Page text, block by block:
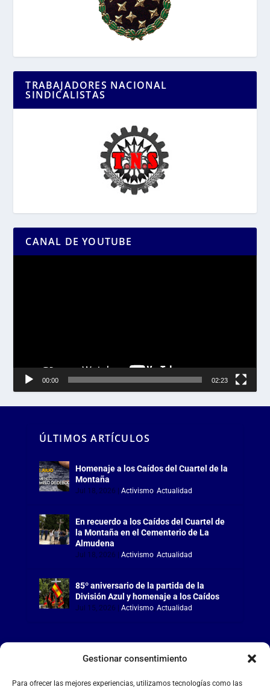
Gestionar consentimiento
Para ofrecer las mejores experiencias, utilizamos tecnologías como las
TRABAJADORES NACIONAL
SINDICALISTAS
CANAL DE YOUTUBE
00:00 02:23
ÚLTIMOS ARTÍCULOS
Homenaje a los Caídos del Cuartel de la
Montaña
Jul 18, 2026 Activismo, Actualidad
En recuerdo a los Caídos del Cuartel de
la Montaña en el Cementerio de La
Almudena
Jul 18, 2026 Activismo, Actualidad
85º aniversario de la partida de la
División Azul y homenaje a los Caídos
Jul 15, 2026 Activismo, Actualidad
LA FALANGE